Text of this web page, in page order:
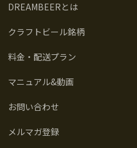
DREAMBEERとは
クラフトビール銘柄
料金・配送プラン
マニュアル&動画
お問い合わせ
メルマガ登録